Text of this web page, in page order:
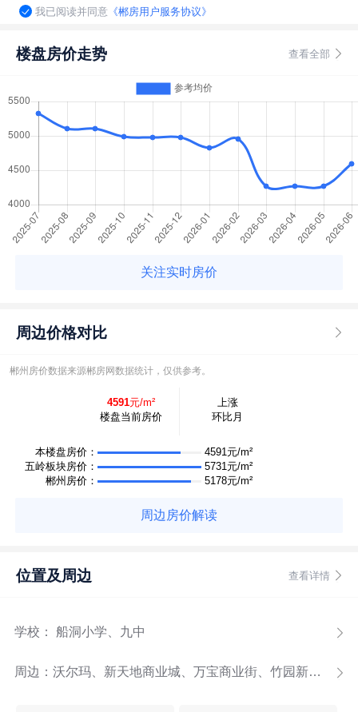
我已阅读并同意 《郴房用户服务协议》
楼盘房价走势 查看全部
关注实时房价
周边价格对比
郴州房价数据来源郴房网数据统计，仅供参考。
4591元/m²
楼盘当前房价
上涨
环比月
本楼盘房价：
4591元/m²
五岭板块房价：
5731元/m²
郴州房价：
5178元/m²
周边房价解读
位置及周边 查看详情
学校： 船洞小学、九中
周边： 沃尔玛、新天地商业城、万宝商业街、竹园新城商业街、3.8万方自有商业配套